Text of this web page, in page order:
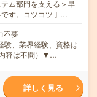
ム部門を支える＞早
です。コツコツ丁…
不要
験、業界経験、資格は
容は不問）▼…
詳しく見る